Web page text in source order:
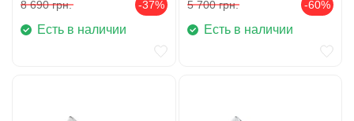
8 690 грн. -37%
Есть в наличии
5 700 грн. -60%
Есть в наличии